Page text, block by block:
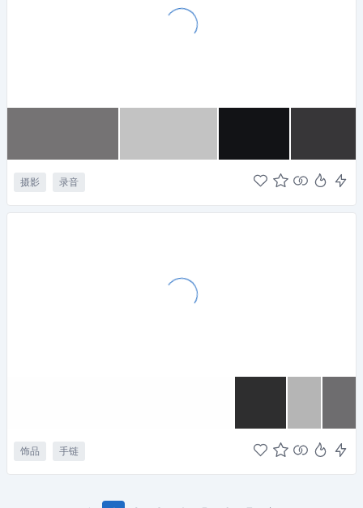
摄影 录音
饰品 手链